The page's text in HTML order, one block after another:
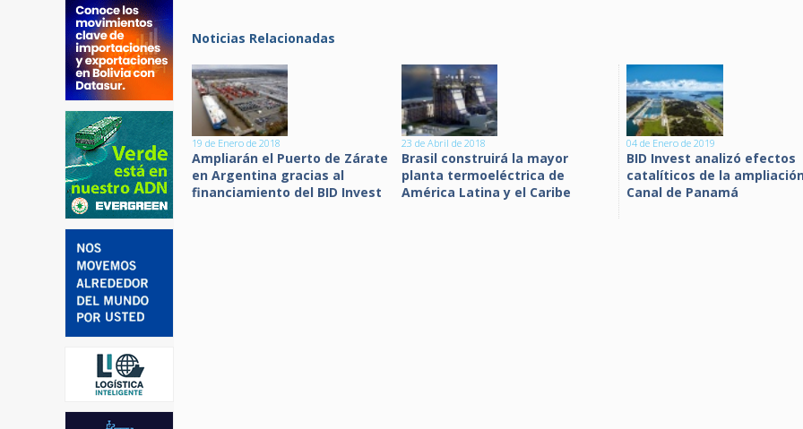
Noticias Relacionadas
19 de Enero de 2018
Ampliarán el Puerto de Zárate
en Argentina gracias al
financiamiento del BID Invest
23 de Abril de 2018
Brasil construirá la mayor
planta termoeléctrica de
América Latina y el Caribe
04 de Enero de 2019
BID Invest analizó efectos
catalíticos de la
Canal de Panamá